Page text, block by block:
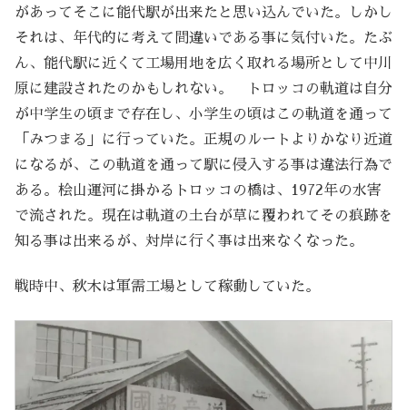
があってそこに能代駅が出来たと思い込んでいた。しかし
それは、年代的に考えて間違いである事に気付いた。たぶ
ん、能代駅に近くて工場用地を広く取れる場所として中川
原に建設されたのかもしれない。 トロッコの軌道は自分
が中学生の頃まで存在し、小学生の頃はこの軌道を通って
「みつまる」に行っていた。正規のルートよりかなり近道
になるが、この軌道を通って駅に侵入する事は違法行為で
ある。桧山運河に掛かるトロッコの橋は、1972年の水害
で流された。現在は軌道の土台が草に覆われてその痕跡を
知る事は出来るが、対岸に行く事は出来なくなった。
戦時中、秋木は軍需工場として稼動していた。